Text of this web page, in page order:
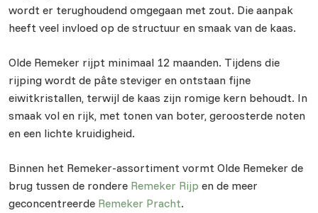
wordt er terughoudend omgegaan met zout. Die aanpak
heeft veel invloed op de structuur en smaak van de kaas.
Olde Remeker rijpt minimaal 12 maanden. Tijdens die
rijping wordt de pâte steviger en ontstaan fijne
eiwitkristallen, terwijl de kaas zijn romige kern behoudt. In
smaak vol en rijk, met tonen van boter, geroosterde noten
en een lichte kruidigheid.
Binnen het Remeker-assortiment vormt Olde Remeker de
brug tussen de rondere Remeker Rijp en de meer
geconcentreerde Remeker Pracht.